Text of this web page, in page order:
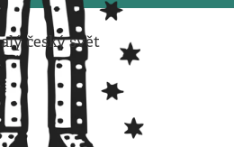
český svět